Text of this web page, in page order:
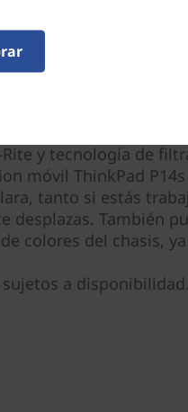
desde el principio
múltiples opciones
de 16:10, como
y tecnología de
móvil ThinkPad
tanto si estás
desplazas. También
colores del chasis,
sujetos a disponibilidad.